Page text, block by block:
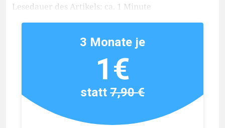
Lesedauer des Artikels: ca. 1 Minute
3 Monate je
1€
statt7,90 €